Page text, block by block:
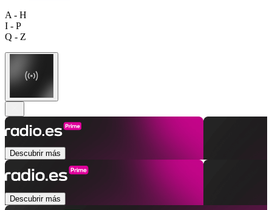
A - H
I - P
Q - Z
Descubrir más
Descubrir más